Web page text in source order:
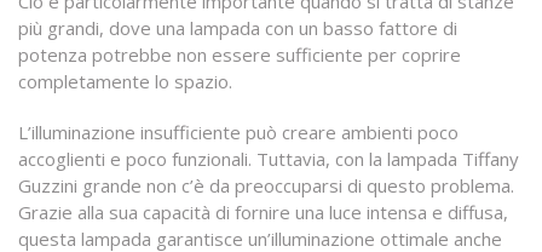
più grandi, dove una lampada con un basso fattore di
potenza potrebbe non essere sufficiente per coprire
completamente lo spazio.
L’illuminazione insufficiente può creare ambienti poco
accoglienti e poco funzionali. Tuttavia, con la lampada Tiffany
Guzzini grande non c’è da preoccuparsi di questo problema.
Grazie alla sua capacità di fornire una luce intensa e diffusa,
questa lampada garantisce un’illuminazione ottimale anche